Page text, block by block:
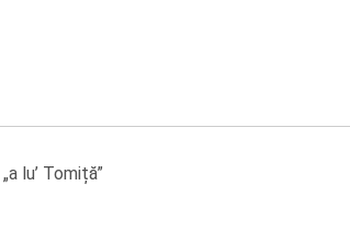
„a lu’ Tomiță”